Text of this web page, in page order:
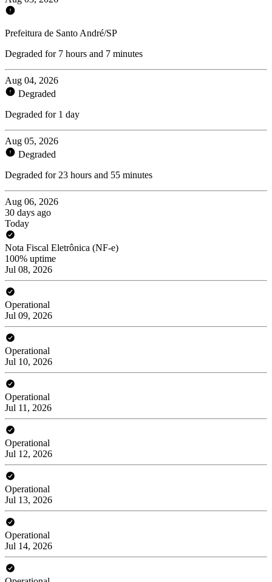
Prefeitura de Santo André/SP
Degraded for 7 hours and 7 minutes
Aug 04, 2026
Degraded
Degraded for 1 day
Aug 05, 2026
Degraded
Degraded for 23 hours and 55 minutes
Aug 06, 2026
30 days ago
Today
Nota Fiscal Eletrônica (NF-e)
100% uptime
Jul 08, 2026
Operational
Jul 09, 2026
Operational
Jul 10, 2026
Operational
Jul 11, 2026
Operational
Jul 12, 2026
Operational
Jul 13, 2026
Operational
Jul 14, 2026